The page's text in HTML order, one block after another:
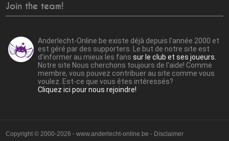
Join the team!
Anderlecht-Online.be existe déjà depuis l'année 2000 et
est géré par des supporters. Le but de notre site est
d'informer au mieux les fanssur le club et ses joueurs.
Notre site Nous cherchons toujours de l'aide! Comme
membre, vous pouvez contribuer au site comme vous
voulez. Est-ce que vous êtes intéressés?
Cliquez ici pour nous rejoindre!
Copyright © 2000-2026 - www.anderlecht-online.be - Disclaimer